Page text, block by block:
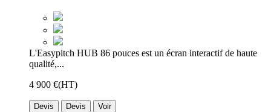
L'Easypitch HUB 86 pouces est un écran interactif de haute
qualité,...
4 900 €(HT)
Devis Devis Voir